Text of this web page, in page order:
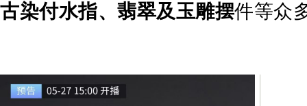
古染付水指、翡翠及玉雕摆件等众